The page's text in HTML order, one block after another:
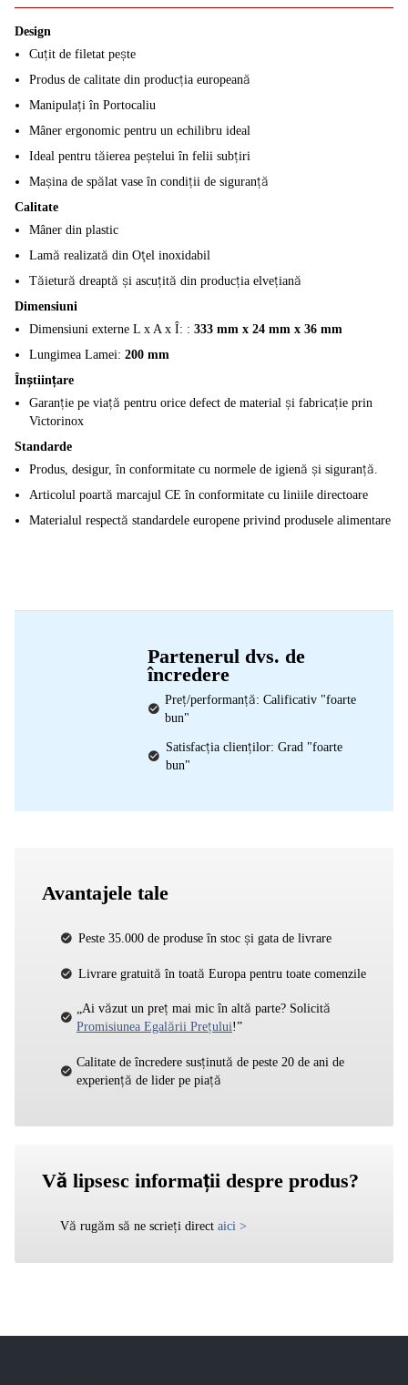
Design
Cuțit de filetat pește
Produs de calitate din producția europeană
Manipulați în Portocaliu
Mâner ergonomic pentru un echilibru ideal
Ideal pentru tăierea peștelui în felii subțiri
Mașina de spălat vase în condiții de siguranță
Calitate
Mâner din plastic
Lamă realizată din Oţel inoxidabil
Tăietură dreaptă și ascuțită din producția elvețiană
Dimensiuni
Dimensiuni externe L x A x Î: : 333 mm x 24 mm x 36 mm
Lungimea Lamei: 200 mm
Înștiințare
Garanție pe viață pentru orice defect de material și fabricație prin
Victorinox
Standarde
Produs, desigur, în conformitate cu normele de igienă și siguranță.
Articolul poartă marcajul CE în conformitate cu liniile directoare
Materialul respectă standardele europene privind produsele alimentare
Partenerul dvs. de
încredere
Preț/performanță: Calificativ "foarte
bun"
Satisfacția clienților: Grad "foarte
bun"
Avantajele tale
Peste 35.000 de produse în stoc și gata de livrare
Livrare gratuită în toată Europa pentru toate comenzile
„Ai văzut un preț mai mic în altă parte? Solicită
Promisiunea Egalării Prețului!”
Calitate de încredere susținută de peste 20 de ani de
experiență de lider pe piață
Vă lipsesc informații despre produs?
Vă rugăm să ne scrieți direct aici >